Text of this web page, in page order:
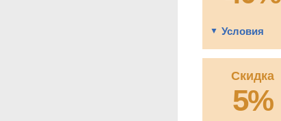
Условия
Скидка
5%